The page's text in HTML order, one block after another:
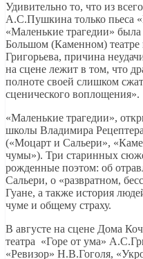
Удивительно то, что из
А.С.Пушкина только пьеса
«Маленькие трагедии»
Большом (Каменном)
Григорьева, причина
на сцене лежит в том, что
полноте своей слишком
сценического воплощения».
«Маленькие трагедии»,
школы Владимира
(«Моцарт и Сальери»,
чумы»). Три старинных
рожденные поэтом: об
Сальери, о «развратном,
Гуане, а также история
чуме и общему страху.
В августе на сцене Дома
театра «Горе от ума»
«Ревизор» Н.В.Гоголя,